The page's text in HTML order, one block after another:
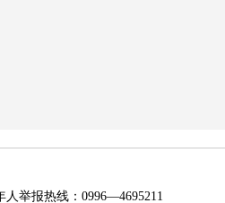
人举报热线：0996—4695211